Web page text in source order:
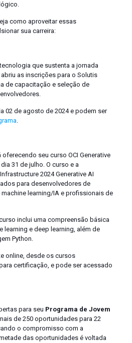
como aproveitar essas
sua carreira:
que sustenta a jornada
as inscrições para o Solutis
de capacitação e seleção de
02 de agosto de 2024 e podem ser
.
oferecendo seu curso OCI Generative
31 de julho. O curso e a
2024 Generative AI
para desenvolvedores de
learning/IA e profissionais de
inclui uma compreensão básica
learning e deep learning, além de
Python.
online, desde os cursos
certificação, e pode ser acessado
para seu Programa de Jovem
de 250 oportunidades para 22
o compromisso com a
das oportunidades é voltada